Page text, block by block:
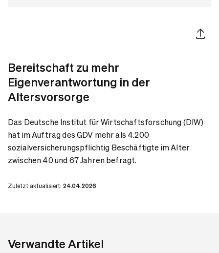
Artikel
Bereitschaft zu mehr
Eigenverantwortung in der
Altersvorsorge
Das Deutsche Institut für Wirtschaftsforschung (DIW)
hat im Auftrag des GDV mehr als 4.200
sozialversicherungspflichtig Beschäftigte im Alter
zwischen 40 und 67 Jahren befragt.
Zuletzt aktualisiert: 24.04.2026
Verwandte Artikel